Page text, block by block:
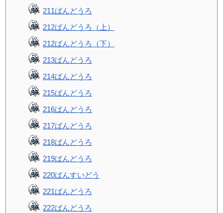
211ばんどうろ
212ばんどうろ（上）
212ばんどうろ（下）
213ばんどうろ
214ばんどうろ
215ばんどうろ
216ばんどうろ
217ばんどうろ
218ばんどうろ
219ばんどうろ
220ばんすいどう
221ばんどうろ
222ばんどうろ